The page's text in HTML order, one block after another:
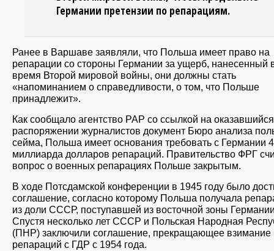
Германии претензии по репарациям.
Ранее в Варшаве заявляли, что Польша имеет право на
репарации со стороны Германии за ущерб, нанесенный
время Второй мировой войны, они должны стать
«напоминанием о справедливости, о том, что Польше
принадлежит».
Как сообщало агентство PAP со ссылкой на
распоряжении журналистов документ Бюро анализа
сейма, Польша имеет основания требовать с Германии
миллиарда долларов репараций. Правительство ФРГ
вопрос о военных репарациях Польше закрытым.
В ходе Потсдамской конференции в 1945 году было
соглашение, согласно которому Польша получала
из доли СССР, поступавшей из восточной зоны
Спустя несколько лет СССР и Польская Народная
(ПНР) заключили соглашение, прекращающее взимание
репараций с ГДР с 1954 года.